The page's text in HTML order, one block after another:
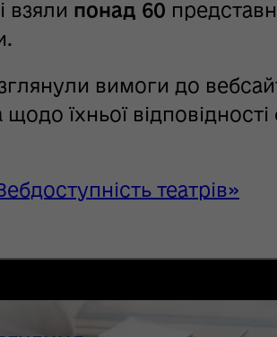
взяли понад 60
вимоги до
щодо їхньої
театрів»